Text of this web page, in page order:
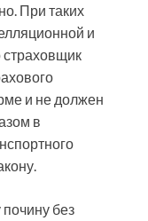
При таких
и
страховщик
и не должен
в
без